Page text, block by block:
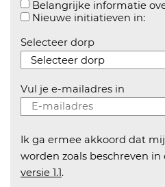
Belangrijke informatie
Nieuwe initiatieven in:
Selecteer dorp
Vul je e-mailadres in
Ik ga ermee akkoord dat
worden zoals beschreven in
versie 1.1.